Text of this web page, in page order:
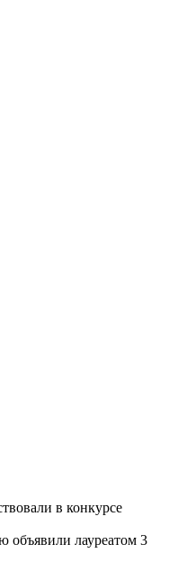
в конкурсе
объявили лауреатом 3